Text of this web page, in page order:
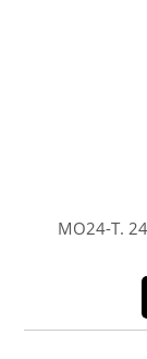
MO24-T.